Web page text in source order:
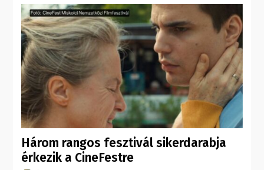
Három rangos fesztivál sikerdarabja
érkezik a CineFestre